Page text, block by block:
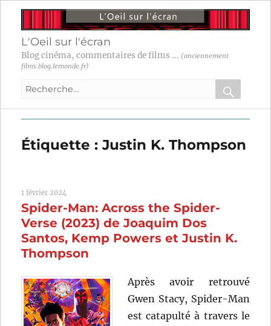
L'Oeil sur l'écran
Blog cinéma, commentaires de films ... (anciennement
films.blog.lemonde.fr)
Recherche
:
OK
Étiquette :Justin K. Thompson
1 février 2024
Spider-Man: Across the Spider-
Verse (2023) de Joaquim Dos
Santos, Kemp Powers et Justin K.
Thompson
Après avoir retrouvé
Gwen Stacy, Spider-Man
est catapulté à travers le